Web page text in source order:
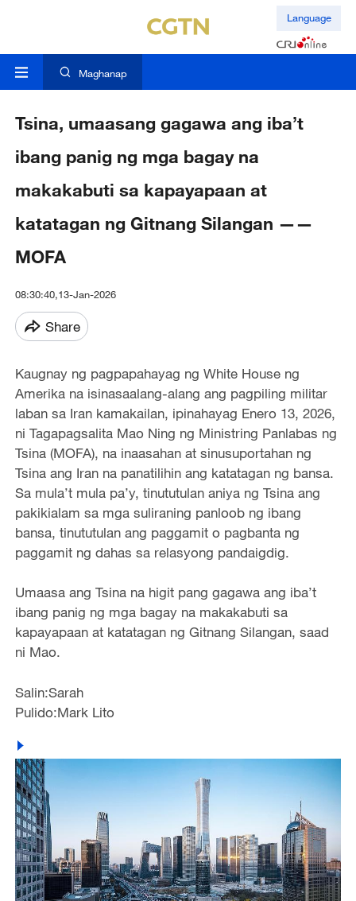
Language
Maghanap
Tsina, umaasang gagawa ang iba’t
ibang panig ng mga bagay na
makakabuti sa kapayapaan at
katatagan ng Gitnang Silangan ——
MOFA
08:30:40,13-Jan-2026
Share
Kaugnay ng pagpapahayag ng White House ng
Amerika na isinasaalang-alang ang pagpiling militar
laban sa Iran kamakailan, ipinahayag Enero 13, 2026,
ni Tagapagsalita Mao Ning ng Ministring Panlabas ng
Tsina (MOFA), na inaasahan at sinusuportahan ng
Tsina ang Iran na panatilihin ang katatagan ng bansa.
Sa mula’t mula pa’y, tinututulan aniya ng Tsina ang
pakikialam sa mga suliraning panloob ng ibang
bansa, tinututulan ang paggamit o pagbanta ng
paggamit ng dahas sa relasyong pandaigdig.
Umaasa ang Tsina na higit pang gagawa ang iba’t
ibang panig ng mga bagay na makakabuti sa
kapayapaan at katatagan ng Gitnang Silangan, saad
ni Mao.
Salin:Sarah
Pulido:Mark Lito